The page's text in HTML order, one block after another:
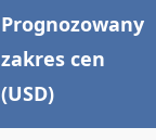
Prognozowany
zakres cen
(USD)